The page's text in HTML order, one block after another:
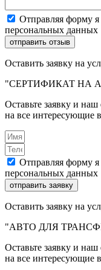
Отправляя форму я
персональных данных
отправить отзыв
Оставить заявку на
"СЕРТИФИКАТ НА
Оставьте заявку и
на все интересующие
Отправляя форму я
персональных данных
отправить заявку
Оставить заявку на
"АВТО ДЛЯ
Оставьте заявку и
на все интересующие